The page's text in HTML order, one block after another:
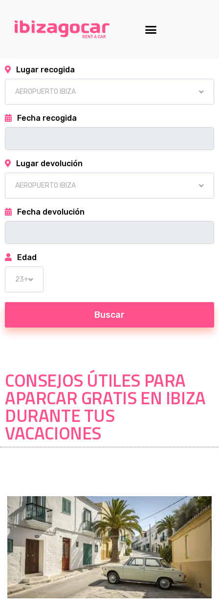
Lugar recogida
Fecha recogida
Lugar devolución
Fecha devolución
Edad
CONSEJOS ÚTILES PARA
APARCAR GRATIS EN IBIZA
DURANTE TUS
VACACIONES